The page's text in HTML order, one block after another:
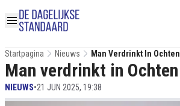
Startpagina Nieuws Man Verdrinkt In Ochten
Man verdrinkt in Ochten
NIEUWS•21 JUN 2025, 19:38